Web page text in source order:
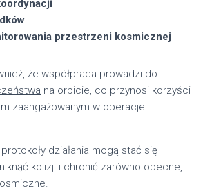
przestrzeni kosmicznej
że współpraca prowadzi do
na orbicie, co przynosi korzyści
zaangażowanym w operacje
działania mogą stać się
kolizji i chronić zarówno obecne,